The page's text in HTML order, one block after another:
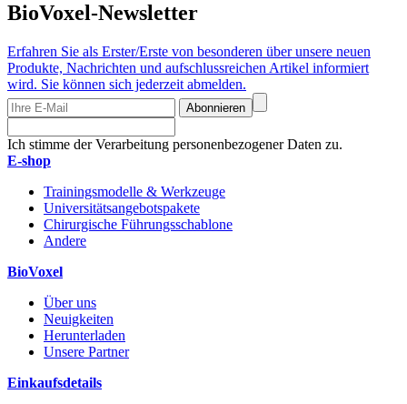
BioVoxel-Newsletter
Erfahren Sie als Erster/Erste von besonderen über unsere neuen
Produkte, Nachrichten und aufschlussreichen Artikel informiert
wird. Sie können sich jederzeit abmelden.
Abonnieren
Ich stimme der Verarbeitung personenbezogener Daten zu.
E-shop
Trainingsmodelle & Werkzeuge
Universitätsangebotspakete
Chirurgische Führungsschablone
Andere
BioVoxel
Über uns
Neuigkeiten
Herunterladen
Unsere Partner
Einkaufsdetails